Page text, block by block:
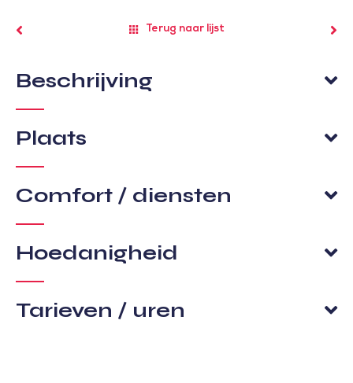
Terug naar lijst
Beschrijving
Plaats
Comfort / diensten
Hoedanigheid
Tarieven / uren